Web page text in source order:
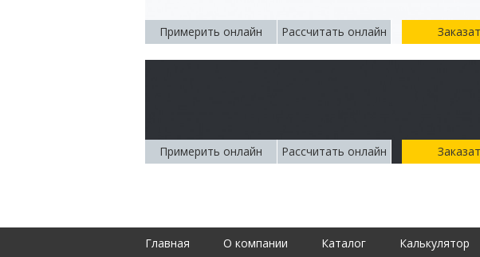
Примерить онлайн Рассчитать онлайн
Примерить онлайн Рассчитать онлайн
Главная О компании Каталог Калькулятор